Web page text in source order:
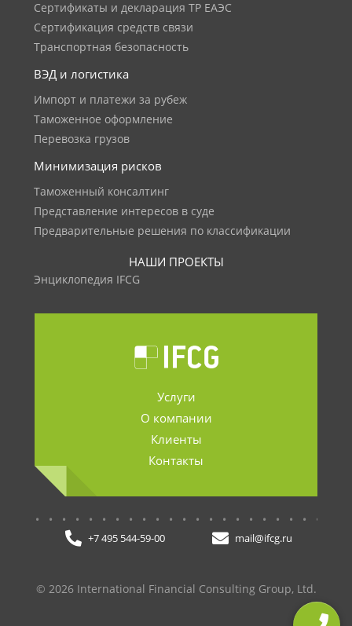
Сертификаты и декларация ТР ЕАЭС
Сертификация средств связи
Транспортная безопасность
ВЭД и логистика
Импорт и платежи за рубеж
Таможенное оформление
Перевозка грузов
Минимизация рисков
Таможенный консалтинг
Представление интересов в суде
Предварительные решения по классификации
НАШИ ПРОЕКТЫ
Энциклопедия IFCG
Услуги
О компании
Клиенты
Контакты
+7 495 544-59-00 mail@ifcg.ru
© 2026 International Financial Consulting Group, Ltd.